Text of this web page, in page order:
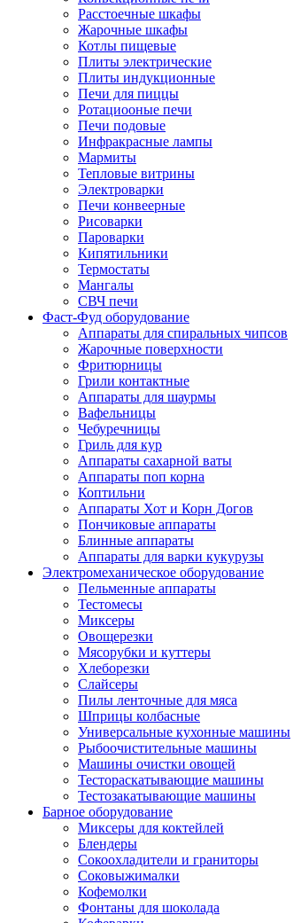
Расстоечные шкафы
Жарочные шкафы
Котлы пищевые
Плиты электрические
Плиты индукционные
Печи для пиццы
Ротациооные печи
Печи подовые
Инфракрасные лампы
Мармиты
Тепловые витрины
Электроварки
Печи конвеерные
Рисоварки
Пароварки
Кипятильники
Термостаты
Мангалы
СВЧ печи
Фаст-Фуд оборудование
Аппараты для спиральных чипсов
Жарочные поверхности
Фритюрницы
Грили контактные
Аппараты для шаурмы
Вафельницы
Чебуречницы
Гриль для кур
Аппараты сахарной ваты
Аппараты поп корна
Коптильни
Аппараты Хот и Корн Догов
Пончиковые аппараты
Блинные аппараты
Аппараты для варки кукурузы
Электромеханическое оборудование
Пельменные аппараты
Тестомесы
Миксеры
Овощерезки
Мясорубки и куттеры
Хлеборезки
Слайсеры
Пилы ленточные для мяса
Шприцы колбасные
Универсальные кухонные машины
Рыбоочистительные машины
Машины очистки овощей
Тестораскатывающие машины
Тестозакатывающие машины
Барное оборудование
Миксеры для коктейлей
Блендеры
Сокоохладители и граниторы
Соковыжималки
Кофемолки
Фонтаны для шоколада